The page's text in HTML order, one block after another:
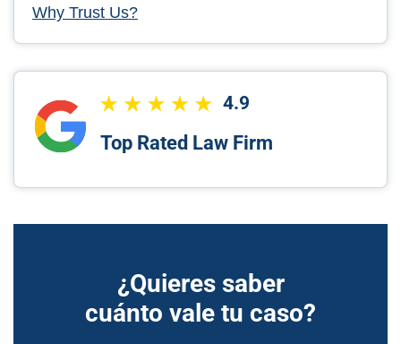
Why Trust Us?
4.9
Top Rated Law Firm
¿Quieres saber
cuánto vale tu caso?